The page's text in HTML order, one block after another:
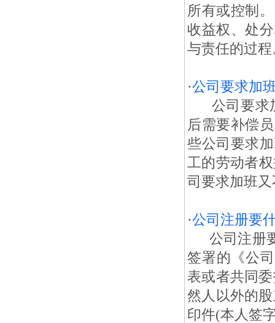
所有或控制
收益权、处
与责任的过
·公司要求加
公司要求
后需要补偿
些公司要求
工的劳动者
司要求加班
·公司注册要
公司注册要
签署的《公
表或者共同
然人以外的
印件(本人签